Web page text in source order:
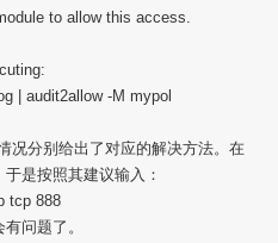
to allow this access.
| audit2allow -M mypol
况分别给出了对应的解决方法。在
是按照其建议输入：
tcp 888
问题了。